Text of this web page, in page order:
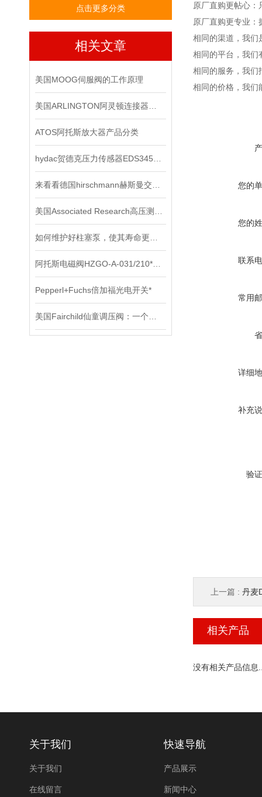
点击更多分类
相关文章
美国MOOG伺服阀的工作原理
ATOS阿托斯放大器产品分类
Pepperl+Fuchs倍加福光电开关*
原厂直购更帖心
原厂直购更专业
相同的渠道，我们
相同的平台，我们
相同的服务，我们
相同的价格，我们
您的
您的
联系
常用
详细
补充
验
上一篇 : 丹麦
相关产品
没有相关产品信息
关于我们
关于我们
在线留言
快速导航
产品展示
新闻中心